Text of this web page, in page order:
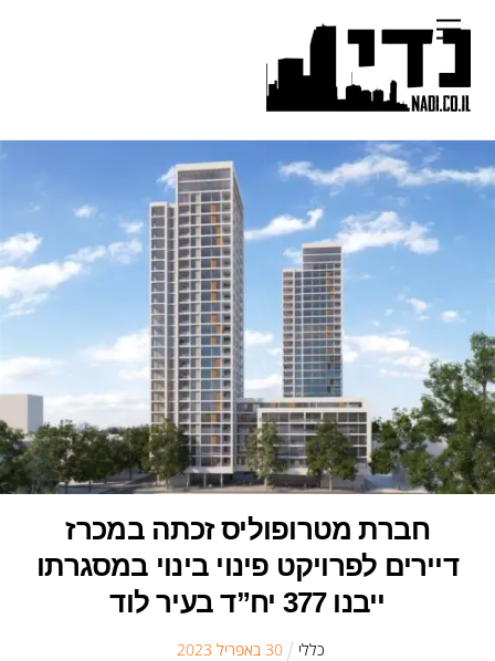
content
Menu
חברת מטרופוליס זכתה במכרז
דיירים לפרויקט פינוי בינוי במסגרתו
ייבנו 377 יח”ד בעיר לוד
כללי 30 באפריל 2023